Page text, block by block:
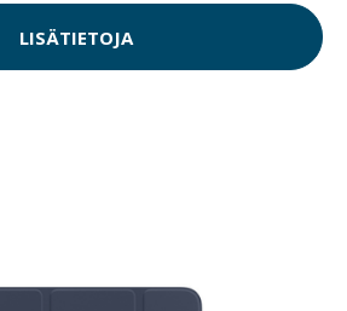
LISÄTIETOJA